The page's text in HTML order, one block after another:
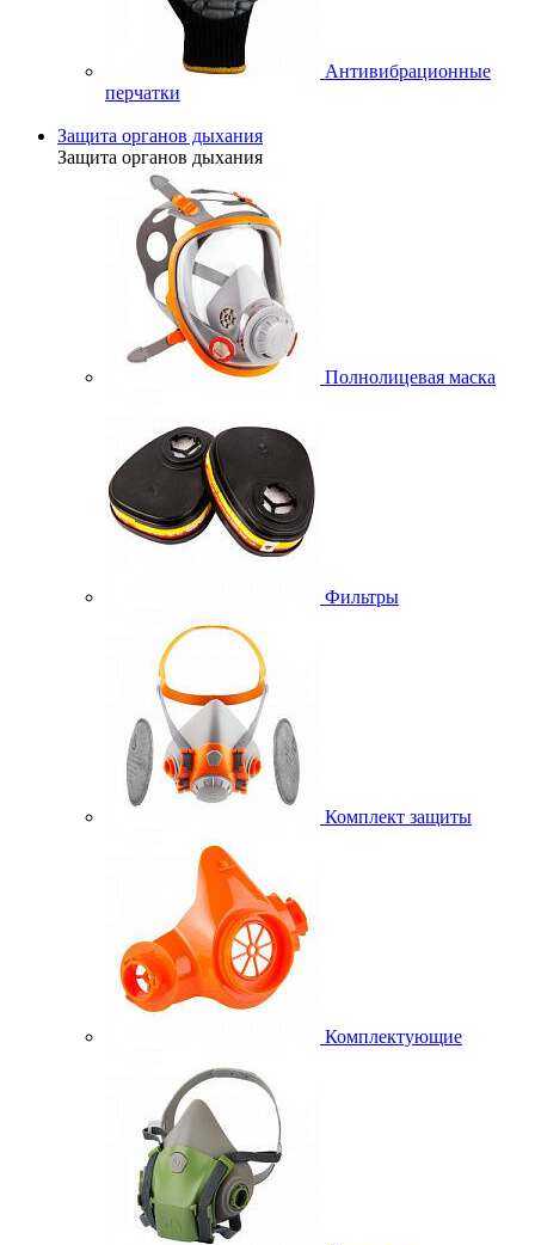
Антивибрационные
перчатки
Защита органов дыхания
Защита органов дыхания
Полнолицевая маска
Фильтры
Комплект защиты
Комплектующие